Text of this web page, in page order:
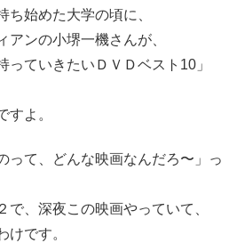
ち始めた大学の頃に、
アンの小堺一機さんが、
っていきたいＤＶＤベスト10」
すよ。
って、どんな映画なんだろ〜」っ
で、深夜この映画やっていて、
けです。